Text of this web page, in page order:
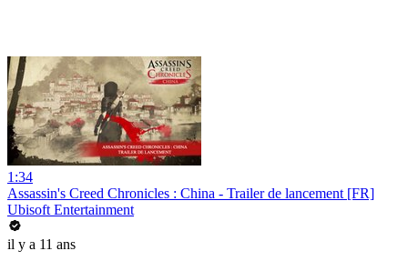
1:34
Assassin's Creed Chronicles : China - Trailer de lancement [FR]
Ubisoft Entertainment
il y a 11 ans